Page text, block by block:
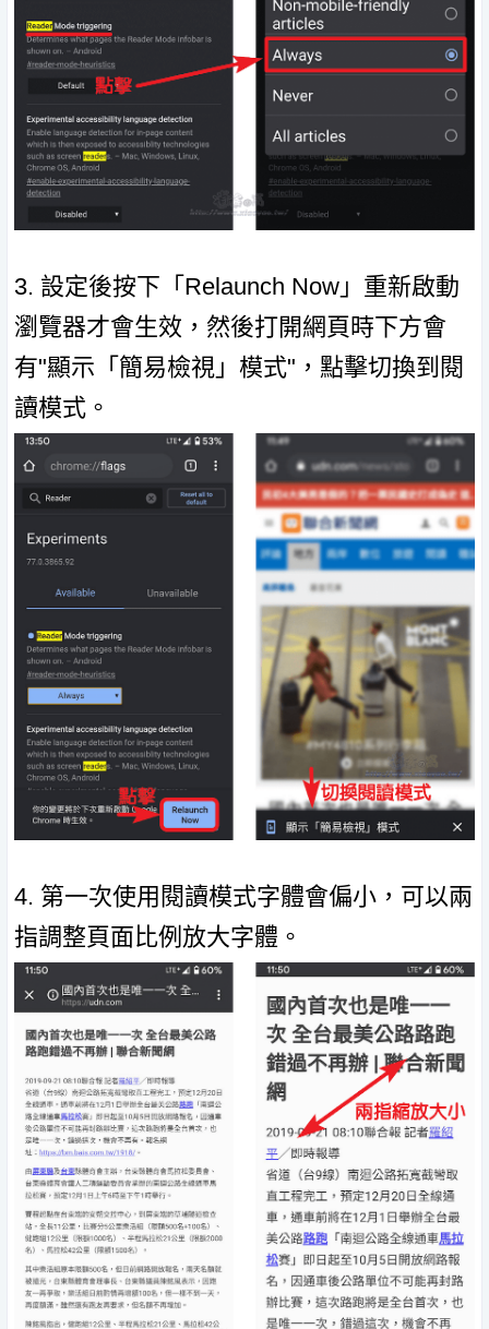
3. 設定後按下「Relaunch Now」重新啟動
瀏覽器才會生效，然後打開網頁時下方會
有"顯示「簡易檢視」模式"，點擊切換到閱
讀模式。
4. 第一次使用閱讀模式字體會偏小，可以兩
指調整頁面比例放大字體。